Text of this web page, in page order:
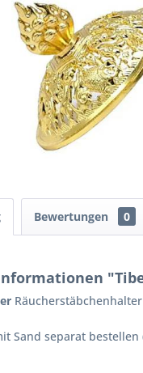
Bewertungen 0
Sand separat bestellen